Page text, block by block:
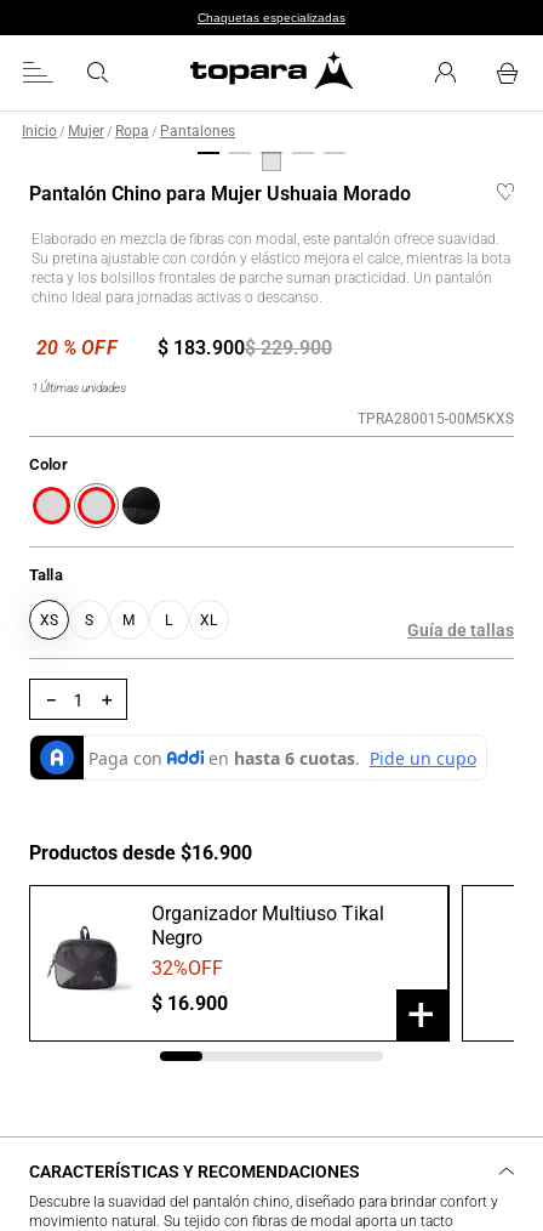
Chaquetas especializadas
Inicio / Mujer / Ropa / Pantalones
Pantalón Chino para Mujer Ushuaia Morado
Elaborado en mezcla de fibras con modal, este pantalón ofrece suavidad.
Su pretina ajustable con cordón y elástico mejora el calce, mientras la bota
recta y los bolsillos frontales de parche suman practicidad. Un pantalón
chino Ideal para jornadas activas o descanso.
$ 229.900
$ 183.900
1 Últimas unidades
TPRA280015-00M5KXS
Talla
XS S M L XL
Color
Guía de tallas
＋
－
Productos desde $16.900
Organizador Multiuso Tikal
Negro
32%OFF
$ 16.900 +
CARACTERÍSTICAS Y RECOMENDACIONES
Descubre la suavidad del pantalón chino, diseñado para brindar confort y
movimiento natural. Su tejido con fibras de modal aporta un tacto